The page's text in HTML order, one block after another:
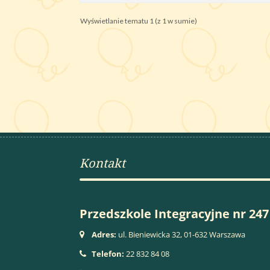
Wyświetlanie tematu 1 (z 1 w sumie)
Kontakt
Przedszkole Integracyjne nr 247
Adres: ul. Bieniewicka 32, 01-632 Warszawa
Telefon: 22 832 84 08